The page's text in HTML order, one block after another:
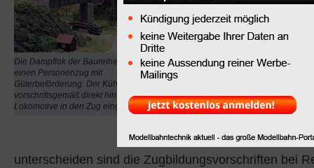
Die Dampflok der Baureihe 64 zieht
einen Personenzug mit
Güterbeförderung. Der Kühlwagen ist
vorschriftsgemäß direkt hinter der
Lokomotive in den Zug eingestellt.
der Echtbahn
wie bei der Modellbahn
Zusammenstellung von
Güterwagen zu einem
Fahrdienstvorschrift
anderem die für den
Grundsätzlich für die
unterscheiden sind die Zugbildungsvorschriften bei